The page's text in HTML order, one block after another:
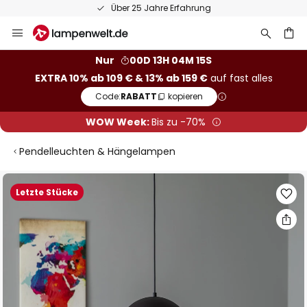
Über 25 Jahre Erfahrung
Inhalt
Nur
00D 13H 04M 15S
EXTRA 10% ab 109 € & 13% ab 159 €auf fast alles
Code:RABATT kopieren
WOW Week:Bis zu -70%
Pendelleuchten & Hängelampen
Letzte Stücke
Zum
Ende
der
Bildgalerie
springen